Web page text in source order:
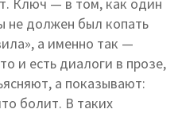
не должен был копать
а именно так —
и есть диалоги в прозе,
а показывают:
болит. В таких